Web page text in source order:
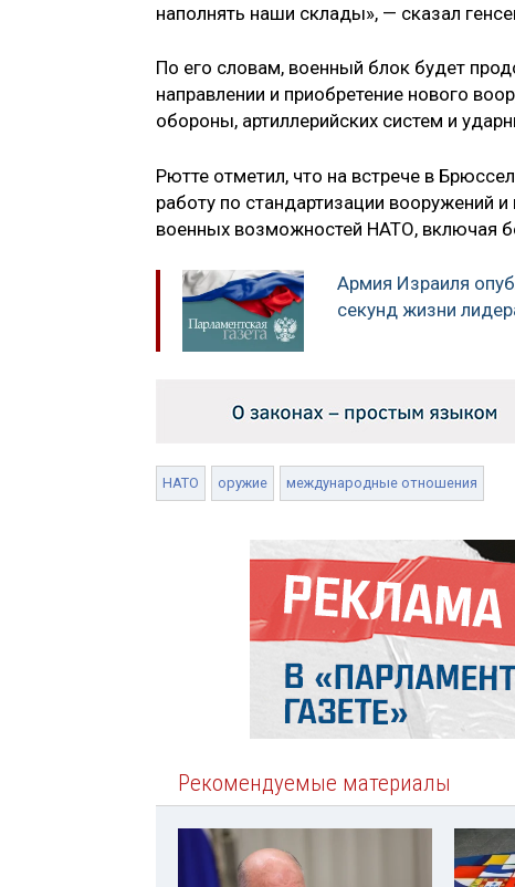
наполнять наши склады», — сказал
По его словам, военный блок будет
направлении и приобретение нового
обороны, артиллерийских систем и
Рютте отметил, что на встрече в
работу по стандартизации вооружений
военных возможностей НАТО, включая
Армия Израиля
секунд жизни
НАТО оружие международные отношения
Рекомендуемые материалы